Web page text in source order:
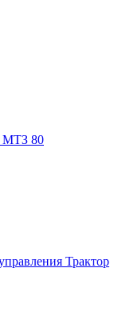
МТЗ 80
Трактор